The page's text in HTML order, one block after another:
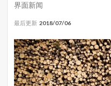
界面新闻
最后更新 2018/07/06